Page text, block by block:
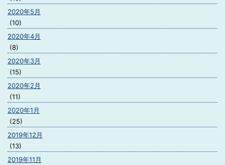
2020年5月
(10)
2020年4月
(8)
2020年3月
(15)
2020年2月
(11)
2020年1月
(25)
2019年12月
(13)
2019年11月